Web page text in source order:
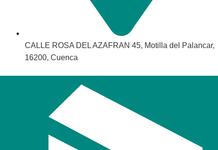
CALLE ROSA DEL AZAFRAN 45, Motilla del Palancar,
16200, Cuenca